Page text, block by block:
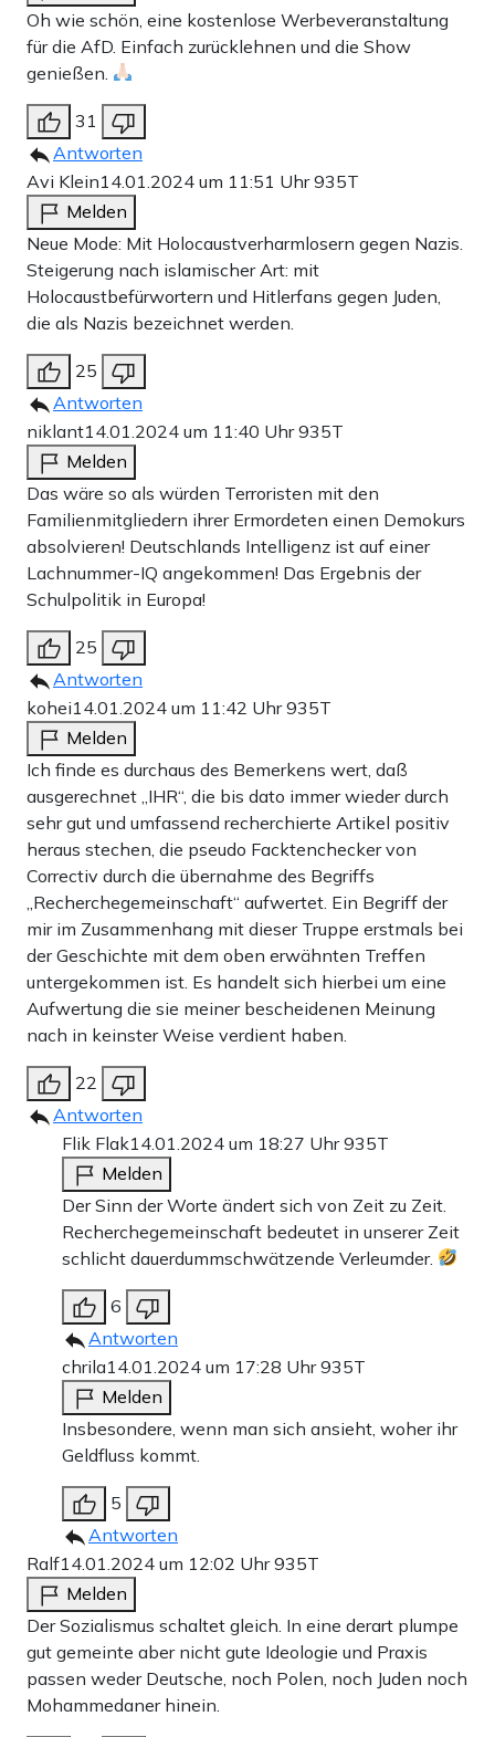
Oh wie schön, eine kostenlose Werbeveranstaltung
für die AfD. Einfach zurücklehnen und die Show
genießen.
31
Antworten
Avi Klein14.01.2024 um 11:51 Uhr935T
Melden
Neue Mode: Mit Holocaustverharmlosern gegen Nazis.
Steigerung nach islamischer Art: mit
Holocaustbefürwortern und Hitlerfans gegen Juden,
die als Nazis bezeichnet werden.
25
Antworten
niklant14.01.2024 um 11:40 Uhr935T
Melden
Das wäre so als würden Terroristen mit den
Familienmitgliedern ihrer Ermordeten einen Demokurs
absolvieren! Deutschlands Intelligenz ist auf einer
Lachnummer-IQ angekommen! Das Ergebnis der
Schulpolitik in Europa!
25
Antworten
kohei14.01.2024 um 11:42 Uhr935T
Melden
Ich finde es durchaus des Bemerkens wert, daß
ausgerechnet „IHR“, die bis dato immer wieder durch
sehr gut und umfassend recherchierte Artikel positiv
heraus stechen, die pseudo Facktenchecker von
Correctiv durch die übernahme des Begriffs
„Recherchegemeinschaft“ aufwertet. Ein Begriff der
mir im Zusammenhang mit dieser Truppe erstmals bei
der Geschichte mit dem oben erwähnten Treffen
untergekommen ist. Es handelt sich hierbei um eine
Aufwertung die sie meiner bescheidenen Meinung
nach in keinster Weise verdient haben.
22
Antworten
Flik Flak14.01.2024 um 18:27 Uhr935T
Melden
Der Sinn der Worte ändert sich von Zeit zu Zeit.
Recherchegemeinschaft bedeutet in unserer Zeit
schlicht dauerdummschwätzende Verleumder.
6
Antworten
chrila14.01.2024 um 17:28 Uhr935T
Melden
Insbesondere, wenn man sich ansieht, woher ihr
Geldfluss kommt.
5
Antworten
Ralf14.01.2024 um 12:02 Uhr935T
Melden
Der Sozialismus schaltet gleich. In eine derart plumpe
gut gemeinte aber nicht gute Ideologie und Praxis
passen weder Deutsche, noch Polen, noch Juden noch
Mohammedaner hinein.